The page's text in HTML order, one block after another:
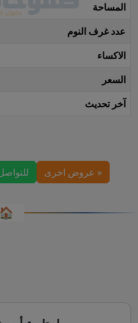
المساحة
عدد غرف النوم
الاكساء
السعر
آخر تحديث
« عروض اخرى
🏠